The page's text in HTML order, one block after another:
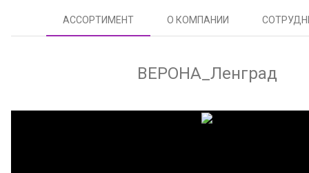
АССОРТИМЕНТ О КОМПАНИИ
ВЕРОНА_Ленград